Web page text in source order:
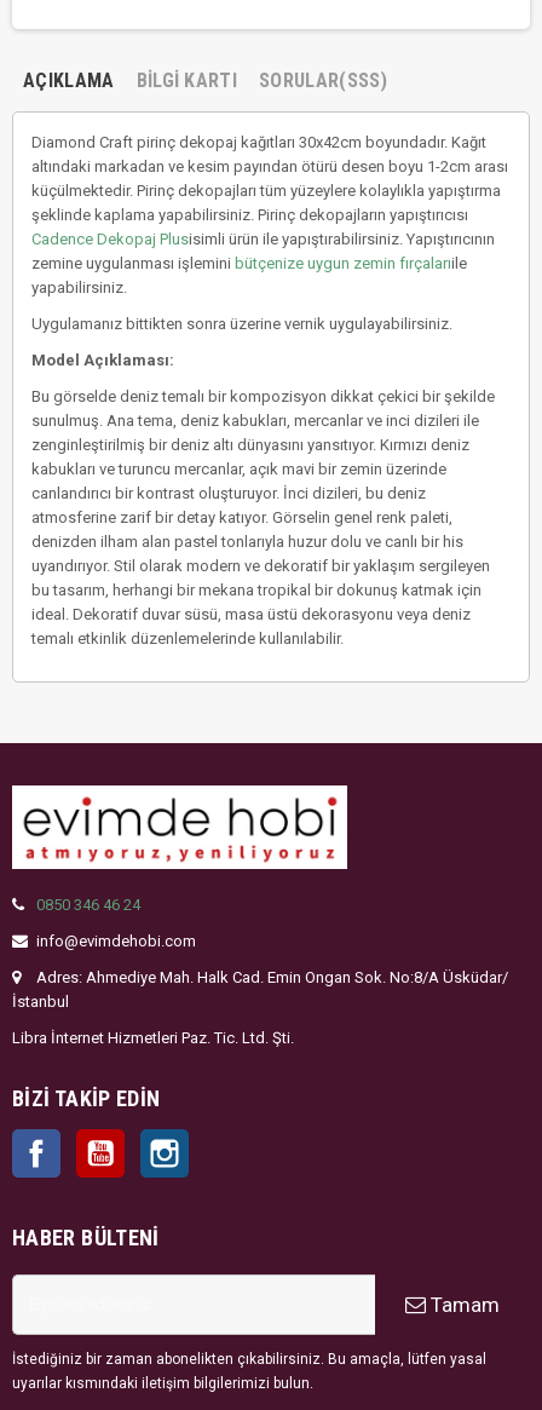
AÇIKLAMA BILGI KARTI SORULAR(SSS)
Diamond Craft pirinç dekopaj kağıtları 30x42cm boyundadır. Kağıt
altındaki markadan ve kesim payından ötürü desen boyu 1-2cm arası
küçülmektedir. Pirinç dekopajları tüm yüzeylere kolaylıkla yapıştırma
şeklinde kaplama yapabilirsiniz. Pirinç dekopajların yapıştırıcısı
Cadence Dekopaj Plusisimli ürün ile yapıştırabilirsiniz. Yapıştırıcının
zemine uygulanması işlemini bütçenize uygun zemin fırçalarıile
yapabilirsiniz.
Uygulamanız bittikten sonra üzerine vernik uygulayabilirsiniz.
Model Açıklaması:
Bu görselde deniz temalı bir kompozisyon dikkat çekici bir şekilde
sunulmuş. Ana tema, deniz kabukları, mercanlar ve inci dizileri ile
zenginleştirilmiş bir deniz altı dünyasını yansıtıyor. Kırmızı deniz
kabukları ve turuncu mercanlar, açık mavi bir zemin üzerinde
canlandırıcı bir kontrast oluşturuyor. İnci dizileri, bu deniz
atmosferine zarif bir detay katıyor. Görselin genel renk paleti,
denizden ilham alan pastel tonlarıyla huzur dolu ve canlı bir his
uyandırıyor. Stil olarak modern ve dekoratif bir yaklaşım sergileyen
bu tasarım, herhangi bir mekana tropikal bir dokunuş katmak için
ideal. Dekoratif duvar süsü, masa üstü dekorasyonu veya deniz
temalı etkinlik düzenlemelerinde kullanılabilir.
0850 346 46 24
info@evimdehobi.com
Adres: Ahmediye Mah. Halk Cad. Emin Ongan Sok. No:8/A Üsküdar/
İstanbul
Libra İnternet Hizmetleri Paz. Tic. Ltd. Şti.
BIZI TAKIP EDIN
Facebook YouTube
HABER BÜLTENI
Tamam
İstediğiniz bir zaman abonelikten çıkabilirsiniz. Bu amaçla, lütfen yasal
uyarılar kısmındaki iletişim bilgilerimizi bulun.